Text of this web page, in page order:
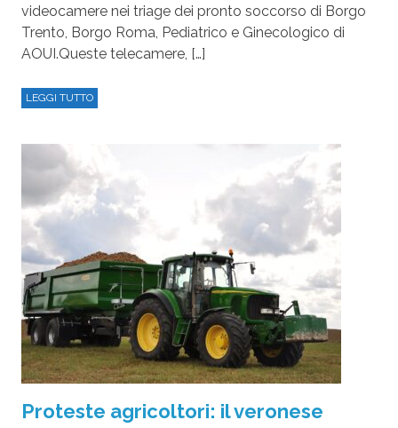
videocamere nei triage dei pronto soccorso di Borgo
Trento, Borgo Roma, Pediatrico e Ginecologico di
AOUI.Queste telecamere, […]
LEGGI TUTTO
Proteste agricoltori: il veronese